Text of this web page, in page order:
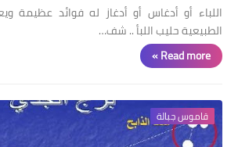
اللباء أو أدغاس أو أدغاز له فوائد عظيمة
الطبيعية حليب اللبأ .. شف…
Read more »
قاموس جبالة